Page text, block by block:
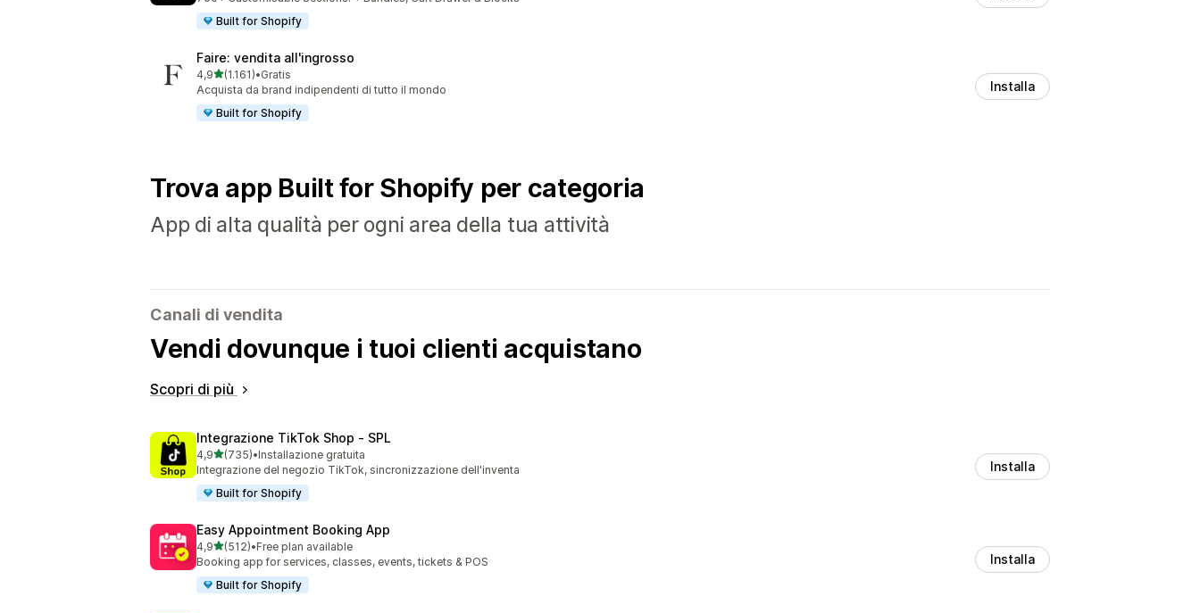
Built for Shopify
Faire: vendita all'ingrosso
4,9stelle su 5
(1.161)
1161 recensioni totali
•Gratis
Acquista da brand indipendenti di tutto il mondo
Built for Shopify
Installa
Trova app Built for Shopify per categoria
App di alta qualità per ogni area della tua attività
Canali di vendita
Vendi dovunque i tuoi clienti acquistano
Scopri di più
Integrazione TikTok Shop ‑ SPL
4,9stelle su 5
(735)
735 recensioni totali
•Installazione gratuita
Integrazione del negozio TikTok, sincronizzazione dell'inventa
Built for Shopify
Installa
Easy Appointment Booking App
4,9stelle su 5
(512)
512 recensioni totali
•Free plan available
Booking app for services, classes, events, tickets & POS
Built for Shopify
Installa